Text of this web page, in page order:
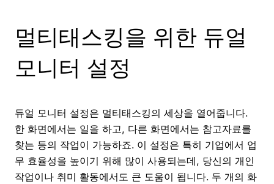
멀티태스킹을 위한 듀얼
모니터 설정
듀얼 모니터 설정은 멀티태스킹의 세상을 열어줍니다.
한 화면에서는 일을 하고, 다른 화면에서는 참고자료를
찾는 등의 작업이 가능하죠. 이 설정은 특히 기업에서 업
무 효율성을 높이기 위해 많이 사용되는데, 당신의 개인
작업이나 취미 활동에서도 큰 도움이 됩니다. 두 개의 화